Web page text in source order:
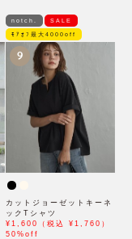
notch. SALE
ﾓｱｵﾌ最大4000off
9
カットジョーゼットキーネ
ックTシャツ
¥1,600（税込 ¥1,760）
50%off